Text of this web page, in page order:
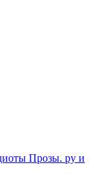
Прозы. ру и